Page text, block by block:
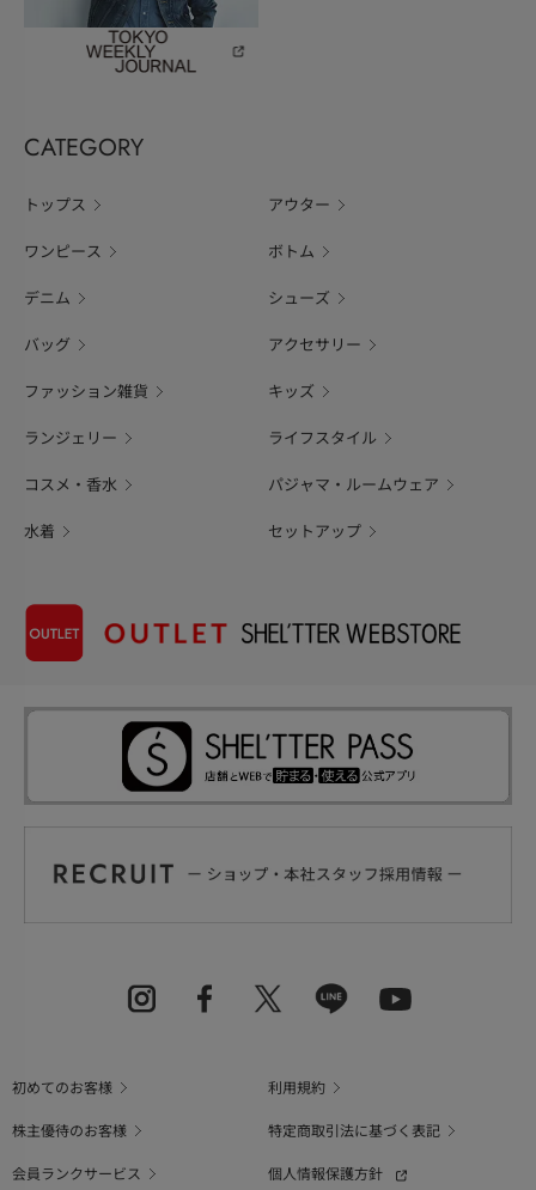
CATEGORY
トップス アウター
ワンピース ボトム
デニム シューズ
バッグ アクセサリー
ファッション雑貨 キッズ
ランジェリー ライフスタイル
コスメ・香水 パジャマ・ルームウェア
水着 セットアップ
初めてのお客様
利用規約
株主優待のお客様
特定商取引法に基づく表記
会員ランクサービス
個人情報保護方針